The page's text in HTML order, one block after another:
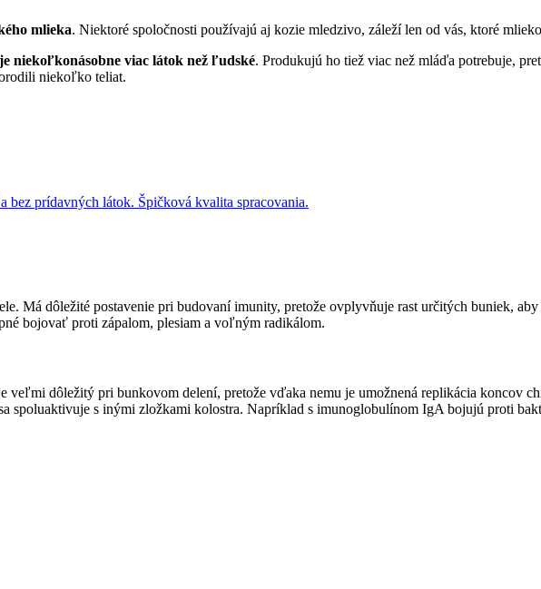
mlieka. Niektoré spoločnosti používajú aj kozie mledzivo, záleží len od vás, ktoré mlieko
niekoľkonásobne viac látok než ľudské. Produkujú ho tiež viac než mláďa potrebuje,
niekoľko teliat.
bez prídavných látok. Špičková kvalita spracovania.
Má dôležité postavenie pri budovaní imunity, pretože ovplyvňuje rast určitých buniek,
bojovať proti zápalom, plesiam a voľným radikálom.
veľmi dôležitý pri bunkovom delení, pretože vďaka nemu je umožnená replikácia koncov
spoluaktivuje s inými zložkami kolostra. Napríklad s imunoglobulínom IgA bojujú proti